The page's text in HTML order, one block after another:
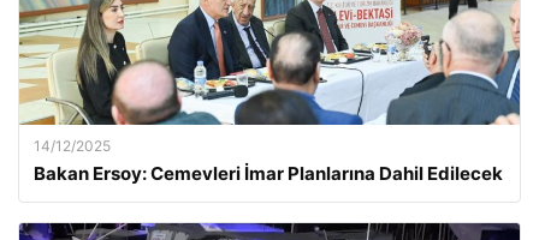
14/12/2025
Bakan Ersoy: Cemevleri İmar Planlarına Dahil Edilecek